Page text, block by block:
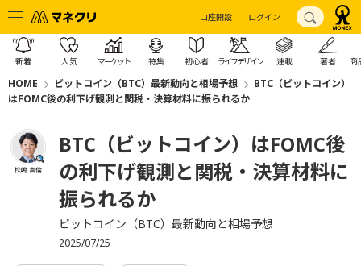
口座開設 ログイン
新着 人気 マーケット 特集 初心者 ライフデザイン 連載 著者 商
HOME ビットコイン（BTC）最新動向と相場予想
BTC（ビットコイン）
はFOMC後の利下げ観測と関税・決算材料に振られるか
松嶋 真倫
BTC（ビットコイン）はFOMC後
の利下げ観測と関税・決算材料に
振られるか
ビットコイン（BTC）最新動向と相場予想
2025/07/25